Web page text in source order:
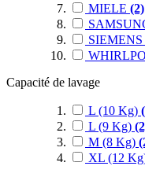
MIELE (2)
SIEMENS
Capacité de lavage
L (10 Kg)
L (9 Kg)
M (8 Kg)
XL (12